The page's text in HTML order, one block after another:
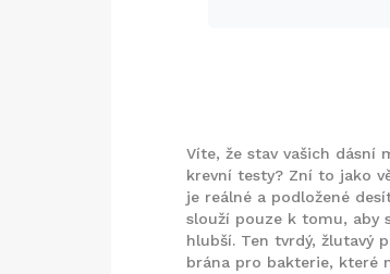
Víte, že stav vašich dásní
krevní testy? Zní to jako
je reálné a podložené
slouží pouze k tomu, aby
hlubší. Ten tvrdý, žlutavý
brána pro bakterie, které